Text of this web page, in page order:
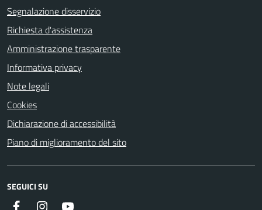
Segnalazione disservizio
Richiesta d'assistenza
Amministrazione trasparente
Informativa privacy
Note legali
Cookies
Dichiarazione di accessibilità
Piano di miglioramento del sito
SEGUICI SU
InstagramYouTube